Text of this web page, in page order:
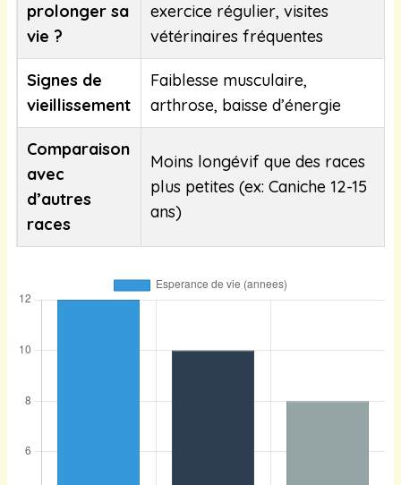
prolonger sa
vie ?
exercice régulier, visites
vétérinaires fréquentes
Signes de
vieillissement
Faiblesse musculaire,
arthrose, baisse d’énergie
Comparaison
avec
d’autres
races
Moins longévif que des races
plus petites (ex: Caniche 12-15
ans)